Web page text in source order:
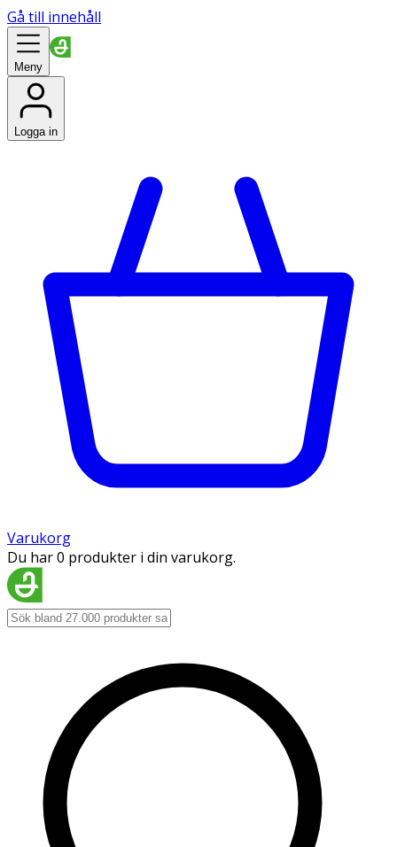
Gå till innehåll
Meny
Logga in
Varukorg
Du har 0 produkter i din varukorg.